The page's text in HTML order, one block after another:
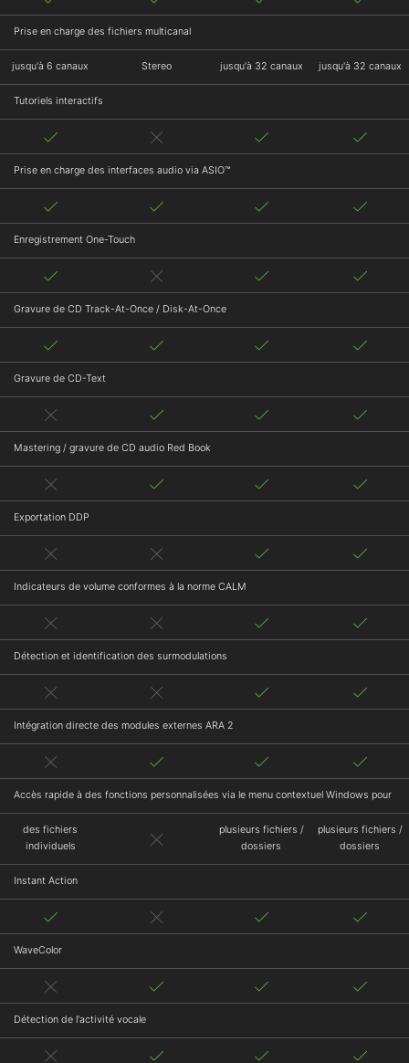
Prise en charge des fichiers multicanal
jusqu'à 6 canaux Stereo jusqu'à 32 canaux jusqu'à 32 canaux
Tutoriels interactifs
Prise en charge des interfaces audio via ASIO™
Enregistrement One-Touch
Gravure de CD Track-At-Once / Disk-At-Once
Gravure de CD-Text
Mastering / gravure de CD audio Red Book
Exportation DDP
Indicateurs de volume conformes à la norme CALM
Détection et identification des surmodulations
Intégration directe des modules externes ARA 2
Accès rapide à des fonctions personnalisées via le menu contextuel Windows pour
des fichiers
individuels
plusieurs fichiers /
dossiers
plusieurs fichiers /
dossiers
Instant Action
WaveColor
Détection de l'activité vocale